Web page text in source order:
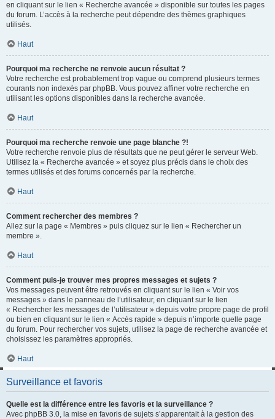
en cliquant sur le lien « Recherche avancée » disponible sur toutes les pages
du forum. L’accès à la recherche peut dépendre des thèmes graphiques
utilisés.
Haut
Pourquoi ma recherche ne renvoie aucun résultat ?
Votre recherche est probablement trop vague ou comprend plusieurs termes
courants non indexés par phpBB. Vous pouvez affiner votre recherche en
utilisant les options disponibles dans la recherche avancée.
Haut
Pourquoi ma recherche renvoie une page blanche ?!
Votre recherche renvoie plus de résultats que ne peut gérer le serveur Web.
Utilisez la « Recherche avancée » et soyez plus précis dans le choix des
termes utilisés et des forums concernés par la recherche.
Haut
Comment rechercher des membres ?
Allez sur la page « Membres » puis cliquez sur le lien « Rechercher un
membre ».
Haut
Comment puis-je trouver mes propres messages et sujets ?
Vos messages peuvent être retrouvés en cliquant sur le lien « Voir vos
messages » dans le panneau de l’utilisateur, en cliquant sur le lien
« Rechercher les messages de l’utilisateur » depuis votre propre page de profil
ou bien en cliquant sur le lien « Accès rapide » depuis n’importe quelle page
du forum. Pour rechercher vos sujets, utilisez la page de recherche avancée et
choisissez les paramètres appropriés.
Haut
Surveillance et favoris
Quelle est la différence entre les favoris et la surveillance ?
Avec phpBB 3.0, la mise en favoris de sujets s’apparentait à la gestion des